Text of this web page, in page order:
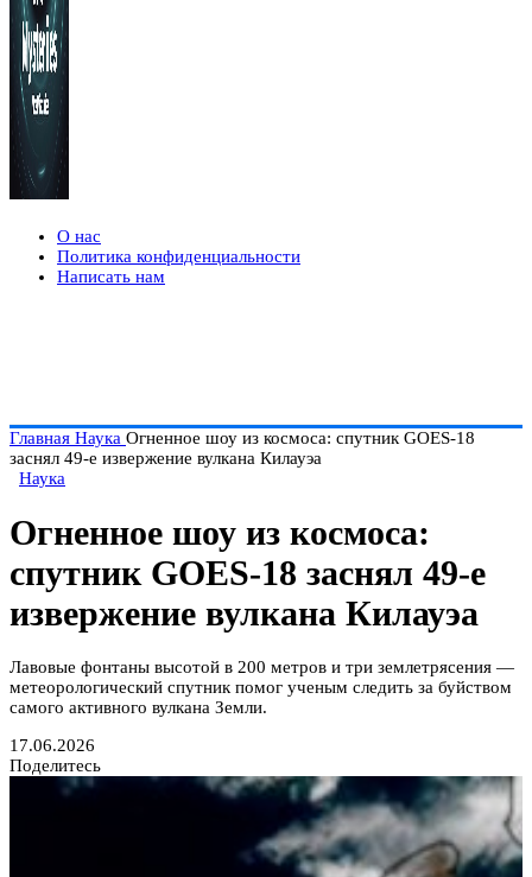
О нас
Политика конфиденциальности
Написать нам
Главная Наука Огненное шоу из космоса: спутник GOES-18
заснял 49-е извержение вулкана Килауэа
Наука
Огненное шоу из космоса:
спутник GOES-18 заснял 49-е
извержение вулкана Килауэа
Лавовые фонтаны высотой в 200 метров и три землетрясения —
метеорологический спутник помог ученым следить за буйством
самого активного вулкана Земли.
17.06.2026
Поделитесь